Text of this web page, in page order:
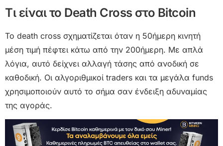
Τι είναι το Death Cross στο Bitcoin
Το death cross σχηματίζεται όταν η 50ήμερη κινητή
μέση τιμή πέφτει κάτω από την 200ήμερη. Με απλά
λόγια, αυτό δείχνει αλλαγή τάσης από ανοδική σε
καθοδική. Οι αλγοριθμικοί traders και τα μεγάλα funds
χρησιμοποιούν αυτό το σήμα σαν ένδειξη αδυναμίας
της αγοράς.